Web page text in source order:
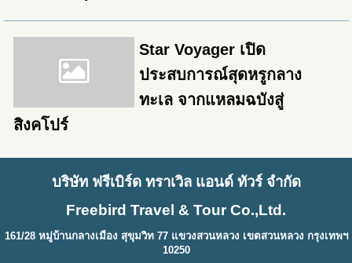
Star Voyager เปิด
ประสบการณ์สุดหรูกลาง
ทะเล จากแหลมฉบังสู่
สิงคโปร์
บริษัท ฟรีเบิร์ด ทราเวิล แอนด์ ทัวร์ จำกัด
Freebird Travel & Tour Co.,Ltd.
161/28 หมู่บ้านกลางเมือง สุขุมวิท 77 แขวงสวนหลวง เขตสวนหลวง กรุงเทพฯ
10250